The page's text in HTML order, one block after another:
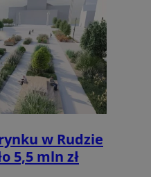
w Rudzie
5,5 mln zł